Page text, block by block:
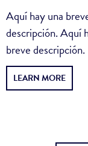
Aquí hay una
descripción. Aquí
breve descripción.
LEARN MORE